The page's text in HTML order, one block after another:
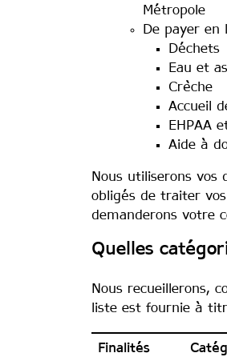
Métropole
De payer en
Déchets
Eau et
Crèche
Accueil
EHPAA
Aide à
Nous utiliserons vos
obligés de traiter
demanderons votre
Quelles
Nous recueillerons,
liste est fournie à
Finalités